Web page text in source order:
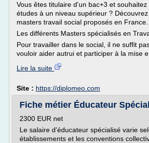
Vous êtes titulaire d'un bac+3 et
études à un niveau supérieur ?
masters travail social proposés en France.
Les différents Masters spécialisés en
Pour travailler dans le social, il ne suffit
vouloir aider autrui et participer à la mise
Lire la suite
Site : https://diplomeo.com
Fiche métier Éducateur
2300 EUR net
Le salaire d'éducateur spécialisé varie
établissements et les conventions